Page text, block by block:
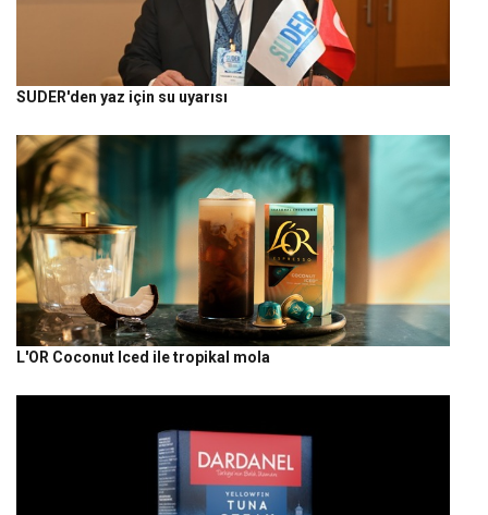
SUDER'den yaz için su uyarısı
L'OR Coconut Iced ile tropikal mola